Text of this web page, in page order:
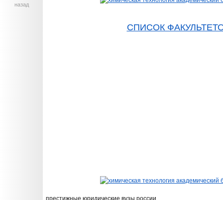
назад
СПИСОК
престижные юридические вузы россии